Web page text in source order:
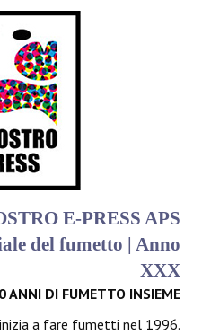
E-PRESS APS
del fumetto | Anno
XXX
ANNI DI FUMETTO INSIEME
a fare fumetti nel 1996.